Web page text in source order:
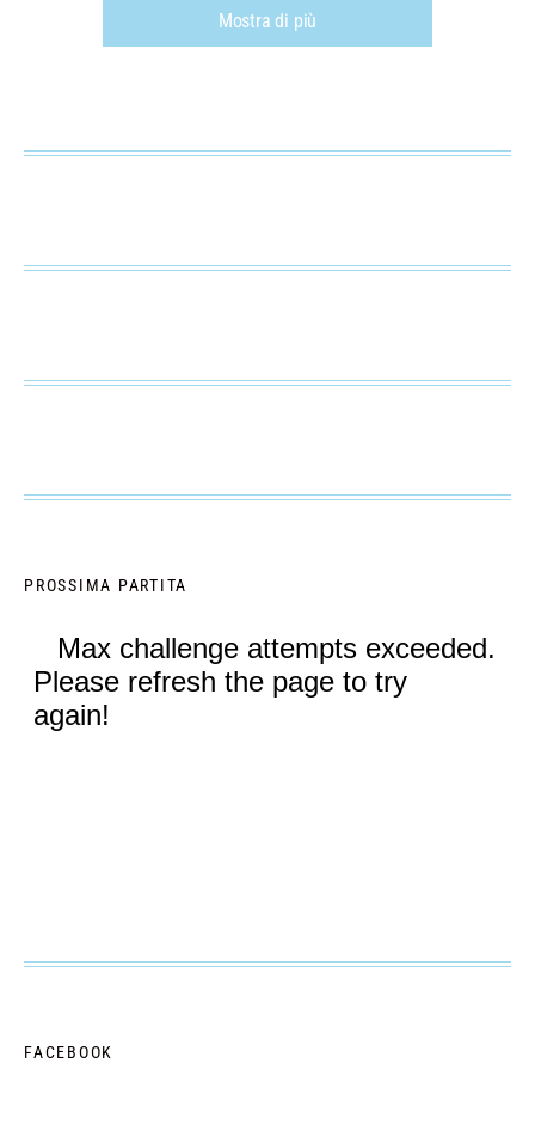
Mostra di più
PROSSIMA PARTITA
FACEBOOK